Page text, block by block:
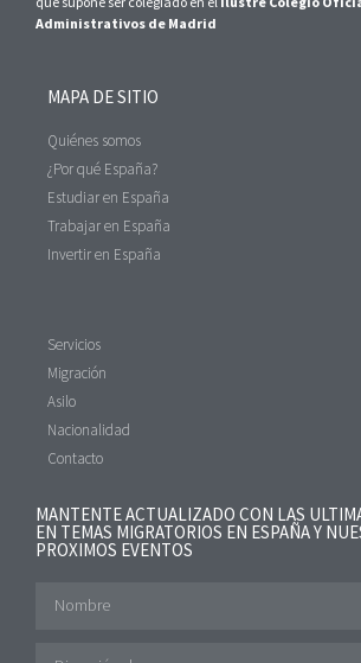
Administrativos de Madrid
MAPA DE SITIO
Quiénes somos
¿Por qué España?
Estudiar en España
Trabajar en España
Invertir en España
Servicios
Migración
Asilo
Nacionalidad
Contacto
MANTENTE ACTUALIZADO CON LAS
EN TEMAS MIGRATORIOS EN ESPAÑA Y
PROXIMOS EVENTOS